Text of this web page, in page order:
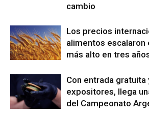
cambio
Los precios
alimentos escalaron
más alto en tres
Con entrada gratuita
expositores, llega
del Campeonato